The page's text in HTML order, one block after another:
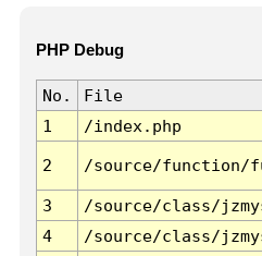
PHP Debug
No. File
1
/index.php
2 /source/function/
3 /source/class/
4
/source/class/